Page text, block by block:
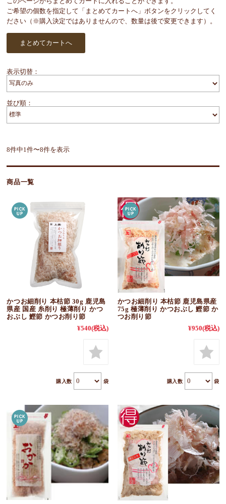
ご希望の個数を指定して「まとめてカートへ」ボタンをクリックしてく
ださい（※購入決定ではありませんので、数量は後で変更できます）。
表示切替：
並び順：
8件中1件〜8件を表示
商品一覧
かつお細削り 本枯節 30g 鹿児島
県産 国産 糸削り 極薄削り かつ
おぶし 鰹節 かつお削り節
¥540(税込)
購入数 袋
かつお細削り 本枯節 鹿児島県産
75g 極薄削り かつおぶし 鰹節 か
つお削り節
¥950(税込)
購入数 袋